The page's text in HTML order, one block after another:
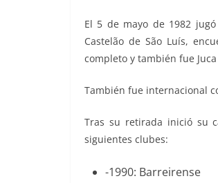
El 5 de mayo de 1982
Castelão de São Luís,
completo y también fue
También fue internacional
Tras su retirada inició su
siguientes clubes:
-1990: Barreirense